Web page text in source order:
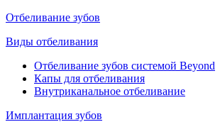
Отбеливание зубов
Виды отбеливания
Отбеливание зубов системой Beyond
Капы для отбеливания
Внутриканальное отбеливание
Имплантация зубов